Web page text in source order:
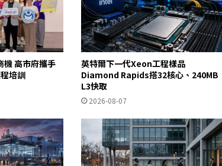
機 高市府攜手
培訓
英特爾下一代Xeon工程樣品
Diamond Rapids搭32核心、240MB
L3快取
2026-08-07